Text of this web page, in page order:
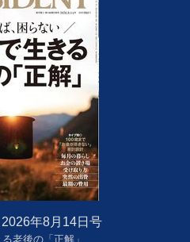
年8月14日号
老後の「正解」